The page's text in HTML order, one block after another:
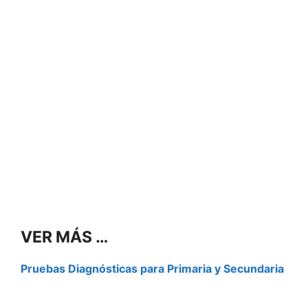
VER MÁS …
Pruebas Diagnósticas para Primaria y Secundaria